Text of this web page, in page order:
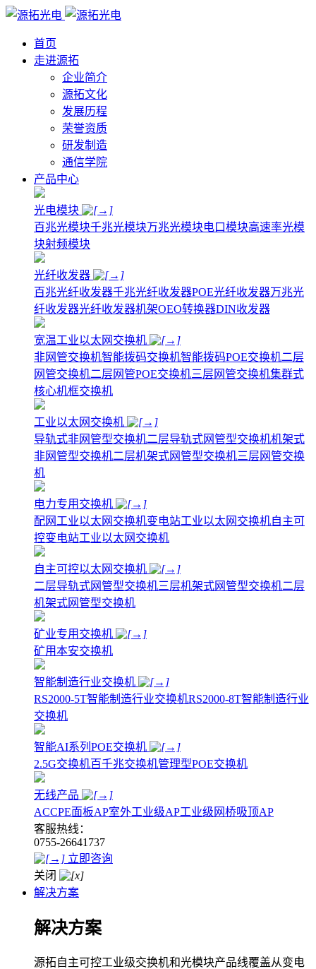
首页
走进源拓
企业简介
源拓文化
发展历程
荣誉资质
研发制造
通信学院
产品中心
光电模块
百兆光模块千兆光模块万兆光模块电口模块高速率光模
块射频模块
光纤收发器
百兆光纤收发器千兆光纤收发器POE光纤收发器万兆光
纤收发器光纤收发器机架OEO转换器DIN收发器
宽温工业以太网交换机
非网管交换机智能拨码交换机智能拨码POE交换机二层
网管交换机二层网管POE交换机三层网管交换机集群式
核心机框交换机
工业以太网交换机
导轨式非网管型交换机二层导轨式网管型交换机机架式
非网管型交换机二层机架式网管型交换机三层网管交换
机
电力专用交换机
配网工业以太网交换机变电站工业以太网交换机自主可
控变电站工业以太网交换机
自主可控以太网交换机
二层导轨式网管型交换机三层机架式网管型交换机二层
机架式网管型交换机
矿业专用交换机
矿用本安交换机
智能制造行业交换机
RS2000-5T智能制造行业交换机RS2000-8T智能制造行业
交换机
智能AI系列POE交换机
2.5G交换机百千兆交换机管理型POE交换机
无线产品
ACCPE面板AP室外工业级AP工业级网桥吸顶AP
客服热线：
0755-26641737
立即咨询
关闭
解决方案
解决方案
源拓自主可控工业级交换机和光模块产品线覆盖从变电